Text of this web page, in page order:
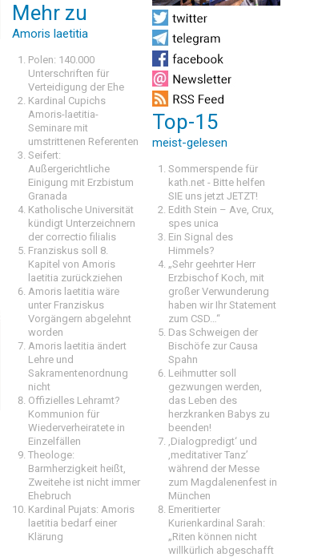
Mehr zu
Amoris laetitia
Polen: 140.000
Unterschriften für
Verteidigung der Ehe
Kardinal Cupichs
Amoris-laetitia-
Seminare mit
umstrittenen Referenten
Seifert:
Außergerichtliche
Einigung mit Erzbistum
Granada
Katholische Universität
kündigt Unterzeichnern
der correctio filialis
Franziskus soll 8.
Kapitel von Amoris
laetitia zurückziehen
Amoris laetitia wäre
unter Franziskus
Vorgängern abgelehnt
worden
Amoris laetitia ändert
Lehre und
Sakramentenordnung
nicht
Offizielles Lehramt?
Kommunion für
Wiederverheiratete in
Einzelfällen
Theologe:
Barmherzigkeit heißt,
Zweitehe ist nicht immer
Ehebruch
Kardinal Pujats: Amoris
laetitia bedarf einer
Klärung
Top-15
meist-gelesen
Sommerspende für
kath.net - Bitte helfen
SIE uns jetzt JETZT!
Edith Stein – Ave, Crux,
spes unica
Ein Signal des
Himmels?
„Sehr geehrter Herr
Erzbischof Koch, mit
großer Verwunderung
haben wir Ihr Statement
zum CSD…“
Das Schweigen der
Bischöfe zur Causa
Spahn
Leihmutter soll
gezwungen werden,
das Leben des
herzkranken Babys zu
beenden!
‚Dialogpredigt‘ und
‚meditativer Tanz’
während der Messe
zum Magdalenenfest in
München
Emeritierter
Kurienkardinal Sarah:
„Riten können nicht
willkürlich abgeschafft